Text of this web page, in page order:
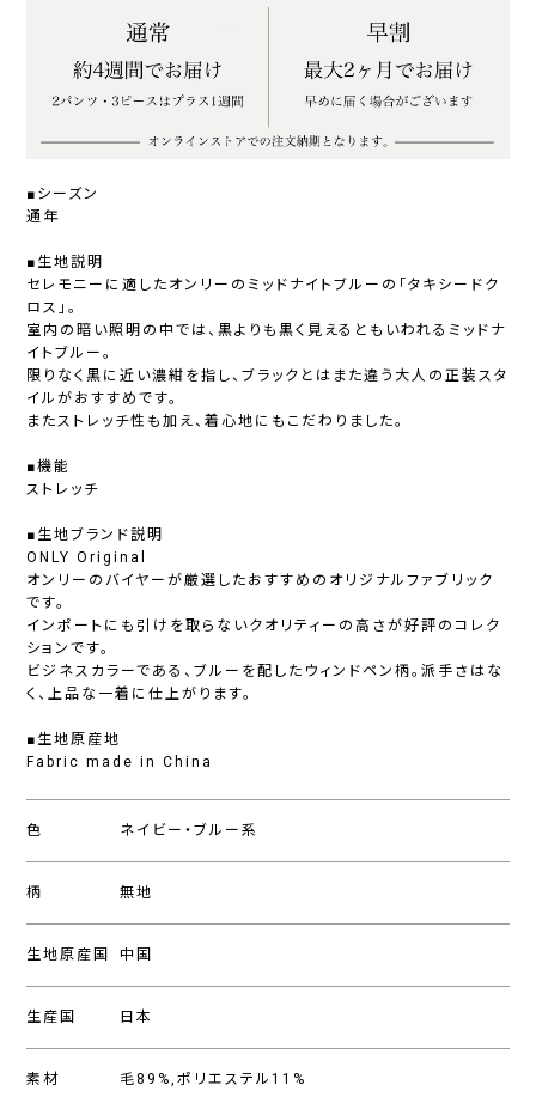
■シーズン
通年
■生地説明
セレモニーに適したオンリーのミッドナイトブルーの「タキシードク
ロス」。
室内の暗い照明の中では、黒よりも黒く見えるともいわれるミッドナ
イトブルー。
限りなく黒に近い濃紺を指し、ブラックとはまた違う大人の正装スタ
イルがおすすめです。
またストレッチ性も加え、着心地にもこだわりました。
■機能
ストレッチ
■生地ブランド説明
ONLY Original
オンリーのバイヤーが厳選したおすすめのオリジナルファブリック
です。
インポートにも引けを取らないクオリティーの高さが好評のコレク
ションです。
ビジネスカラーである、ブルーを配したウィンドペン柄。派手さはな
く、上品な一着に仕上がります。
■生地原産地
Fabric made in China
色 ネイビー・ブルー系
柄 無地
生地原産国 中国
生産国 日本
素材 毛89%,ポリエステル11%